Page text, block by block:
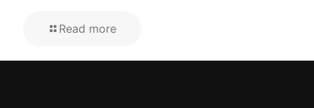
Read more